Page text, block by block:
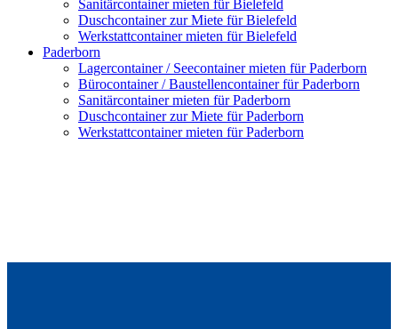
Sanitärcontainer mieten für Bielefeld
Duschcontainer zur Miete für Bielefeld
Werkstattcontainer mieten für Bielefeld
Paderborn
Lagercontainer / Seecontainer mieten für Paderborn
Bürocontainer / Baustellencontainer für Paderborn
Sanitärcontainer mieten für Paderborn
Duschcontainer zur Miete für Paderborn
Werkstattcontainer mieten für Paderborn